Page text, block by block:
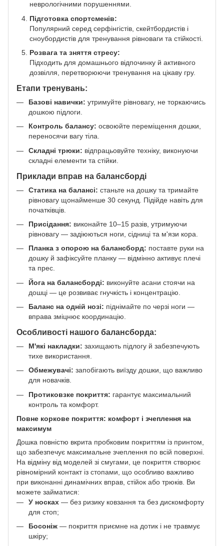
неврологічними порушеннями.
Підготовка спортсменів:
Популярний серед серфінгістів, скейтбордистів і
сноубордистів для тренування рівноваги та стійкості.
Розвага та зняття стресу:
Підходить для домашнього відпочинку й активного
дозвілля, перетворюючи тренування на цікаву гру.
Етапи тренувань:
Базові навички: утримуйте рівновагу, не торкаючись
дошкою підлоги.
Контроль балансу: освоюйте переміщення дошки,
переносячи вагу тіла.
Складні трюки: відпрацьовуйте техніку, виконуючи
складні елементи та стійки.
Приклади вправ на балансборді
Статика на балансі: станьте на дошку та тримайте
рівновагу щонайменше 30 секунд. Підійде навіть для
початківців.
Присідання: виконайте 10–15 разів, утримуючи
рівновагу — задіюються ноги, сідниці та м'язи кора.
Планка з опорою на балансборд: поставте руки на
дошку й зафіксуйте планку — відмінно активує плечі
та прес.
Йога на балансборді: виконуйте асани стоячи на
дошці — це розвиває гнучкість і концентрацію.
Баланс на одній нозі: піднімайте по черзі ноги —
вправа зміцнює координацію.
Особливості нашого балансборда:
М'які накладки: захищають підлогу й забезпечують
тихе використання.
Обмежувачі: запобігають виїзду дошки, що важливо
для новачків.
Протиковзке покриття: гарантує максимальний
контроль та комфорт.
Повне коркове покриття: комфорт і зчеплення на
максимум
Дошка повністю вкрита пробковим покриттям із принтом,
що забезпечує максимальне зчеплення по всій поверхні.
На відміну від моделей зі смугами, це покриття створює
рівномірний контакт із стопами, що особливо важливо
при виконанні динамічних вправ, стійок або трюків. Ви
можете займатися:
У носках — без ризику ковзання та без дискомфорту
для стоп;
Босоніж — покриття приємне на дотик і не травмує
шкіру;